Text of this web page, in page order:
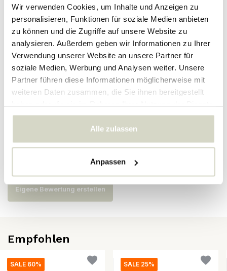
Wir verwenden Cookies, um Inhalte und Anzeigen zu
personalisieren, Funktionen für soziale Medien anbieten
zu können und die Zugriffe auf unsere Website zu
analysieren. Außerdem geben wir Informationen zu Ihrer
Verwendung unserer Website an unsere Partner für
soziale Medien, Werbung und Analysen weiter. Unsere
Partner führen diese Informationen möglicherweise mit
weiteren Daten zusammen, die Sie ihnen bereitgestellt
gesammelt haben.
Alle zulassen
Anpassen
PRODUKTDETAILS
Artikelnummer 82062639
SKU 82062639
EAN 5711173340590
Eigene Bewertung erstellen
Empfohlen
SALE 60% SALE 25%